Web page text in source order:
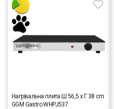
Нагрівальна плита Ш 56,5 x Г 38 cm
GGM Gastro WHPJ537